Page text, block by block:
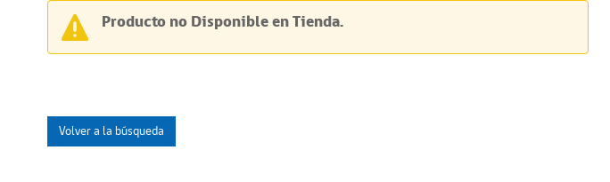
Producto no Disponible en Tienda.
Volver a la búsqueda